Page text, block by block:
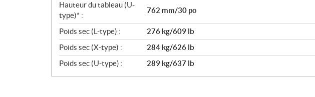
Hauteur du tableau (U-
type)* :
762 mm/30 po
Poids sec (L-type) :
276 kg/609 lb
Poids sec (X-type) :
284 kg/626 lb
Poids sec (U-type) :
289 kg/637 lb